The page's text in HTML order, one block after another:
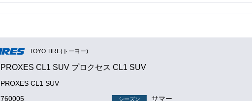
TOYO TIRE(トーヨー)
PROXES CL1 SUV プロクセス CL1 SUV
PROXES CL1 SUV
760005 シーズン サマー